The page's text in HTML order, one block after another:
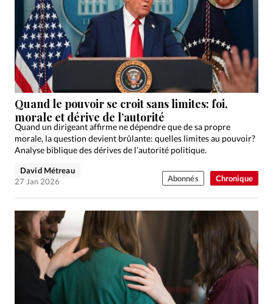
Chronique
Quand le pouvoir se croit sans limites: foi,
morale et dérive de l’autorité
Quand un dirigeant affirme ne dépendre que de sa propre
morale, la question devient brûlante: quelles limites au pouvoir?
Analyse biblique des dérives de l’autorité politique.
David Métreau
27 Jan 2026
Abonnés